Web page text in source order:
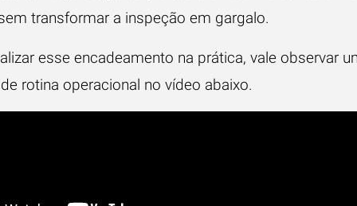
transformar a inspeção em gargalo.
esse encadeamento na prática, vale observar
rotina operacional no vídeo abaixo.